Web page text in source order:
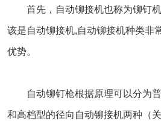
首先，自动铆接机也称为铆钉机
该是自动铆接机,自动铆接机种类非
优势。
自动铆钉枪根据原理可以分为普
和高档型的径向自动铆接机两种（